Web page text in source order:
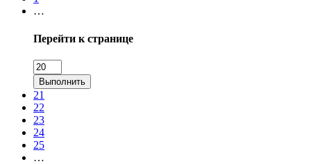
…
Перейти к странице
Выполнить
21
22
23
24
25
…